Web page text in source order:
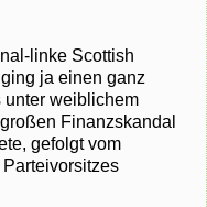
linke Scottish
ja einen ganz
unter weiblichem
Finanzskandal
gefolgt vom
Parteivorsitzes